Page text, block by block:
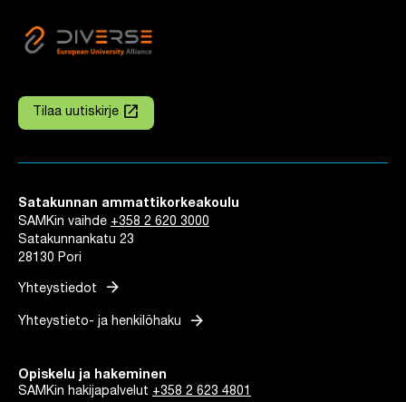
Tilaa uutiskirje
Linkki avautuu uuteen välilehteen
launch
Satakunnan ammattikorkeakoulu
SAMKin vaihde +358 2 620 3000
Satakunnankatu 23
28130 Pori
Yhteystiedot arrow_forward
Yhteystieto- ja henkilöhaku arrow_forward
Opiskelu ja hakeminen
SAMKin hakijapalvelut +358 2 623 4801